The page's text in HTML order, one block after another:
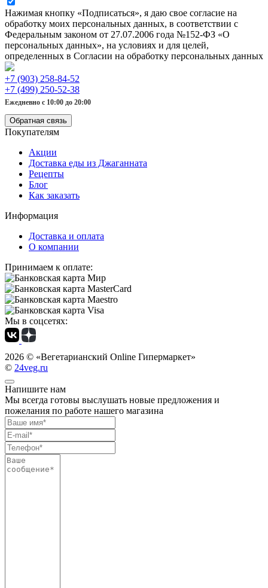
Нажимая кнопку «Подписаться», я даю свое согласие на
обработку моих персональных данных, в соответствии с
Федеральным законом от 27.07.2006 года №152-ФЗ «О
персональных данных», на условиях и для целей,
определенных в Согласии на обработку персональных данных
+7 (903) 258-84-52
+7 (499) 250-52-38
Ежедневно с 10:00 до 20:00
Обратная связь
Покупателям
Акции
Доставка еды из Джаганната
Рецепты
Блог
Как заказать
Информация
Доставка и оплата
О компании
Принимаем к оплате:
Мы в соцсетях:
2026 © «Вегетарианский Online Гипермаркет»
© 24veg.ru
Напишите нам
Мы всегда готовы выслушать новые предложения и
пожелания по работе нашего магазина